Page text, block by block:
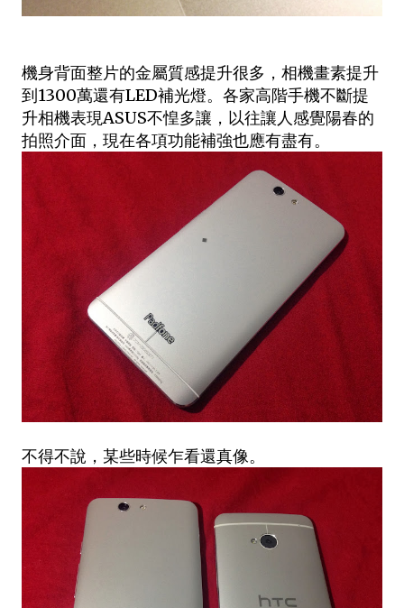
機身背面整片的金屬質感提升很多，相機畫素提升
到1300萬還有LED補光燈。各家高階手機不斷提
升相機表現ASUS不惶多讓，以往讓人感覺陽春的
拍照介面，現在各項功能補強也應有盡有。
不得不說，某些時候乍看還真像。